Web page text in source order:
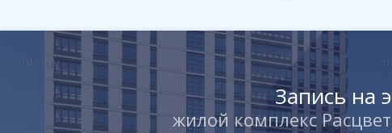
Запись на
жилой комплекс